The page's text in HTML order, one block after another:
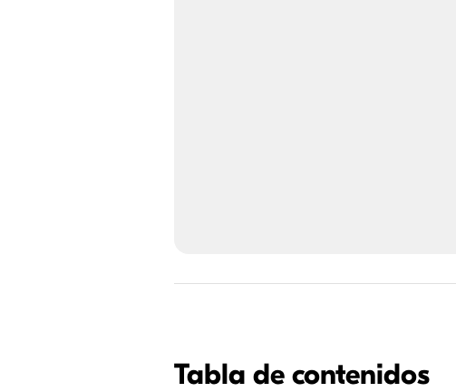
Tabla de contenidos